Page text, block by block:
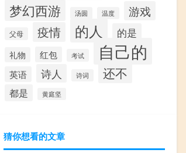
梦幻西游 汤圆 温度 游戏
父母 疫情 的人 的是
礼物 红包 考试 自己的
英语 诗人 诗词 还不
都是 黄庭坚
猜你想看的文章